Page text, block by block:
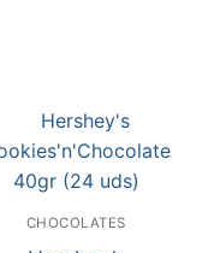
CHOCOLATES